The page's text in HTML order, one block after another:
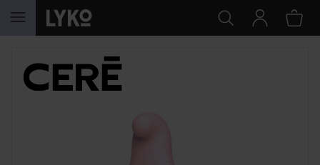
GÅ TIL INDHOLD
SPRING OVER SEKTIONEN